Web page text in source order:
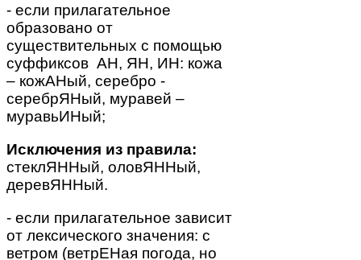
- если прилагательное
образовано от
существительных с помощью
суффиксов АН, ЯН, ИН: кожа
– кожАНый, серебро -
серебрЯНый, муравей –
муравьИНый;
Исключения из правила:
стеклЯННый, оловЯННый,
деревЯННый.
- если прилагательное зависит
от лексического значения: с
ветром (ветрЕНая погода, но